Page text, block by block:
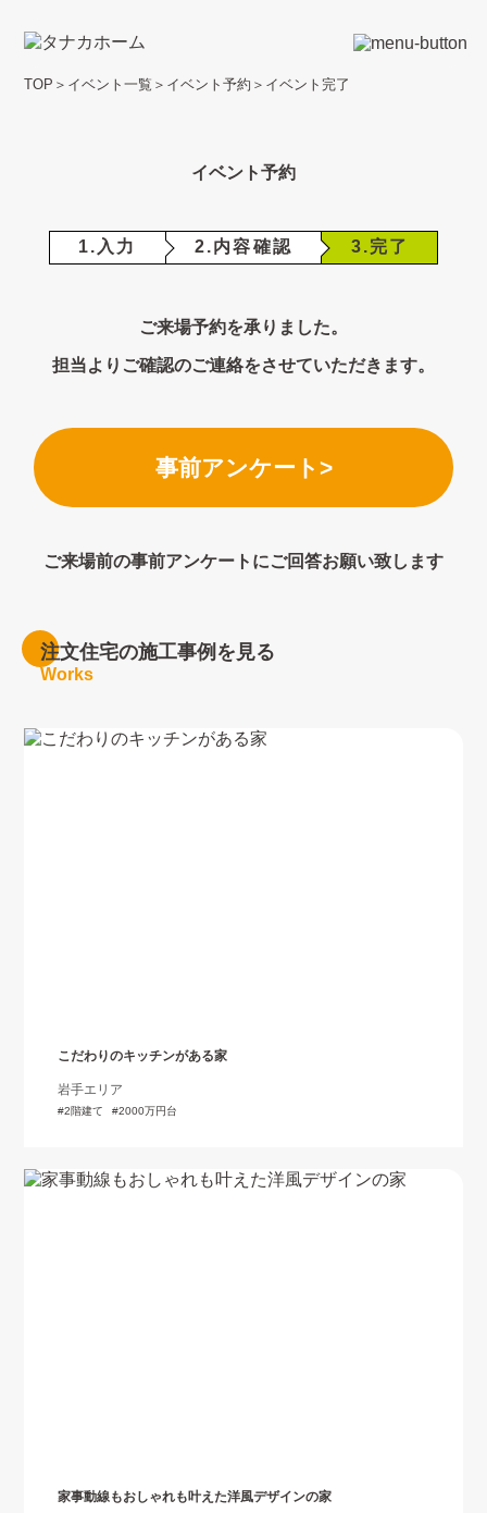
TOP ＞ イベント一覧 ＞ イベント予約 ＞ イベント完了
イベント予約
1.入力 2.内容確認 3.完了
ご来場予約を承りました。
担当よりご確認のご連絡をさせていただきます。
事前アンケート>
ご来場前の事前アンケートにご回答お願い致します
注文住宅の施工事例を見る
Works
こだわりのキッチンがある家
岩手エリア
2階建て 2000万円台
家事動線もおしゃれも叶えた洋風デザインの家